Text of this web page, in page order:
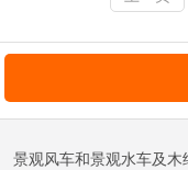
景观风车和景观水车及